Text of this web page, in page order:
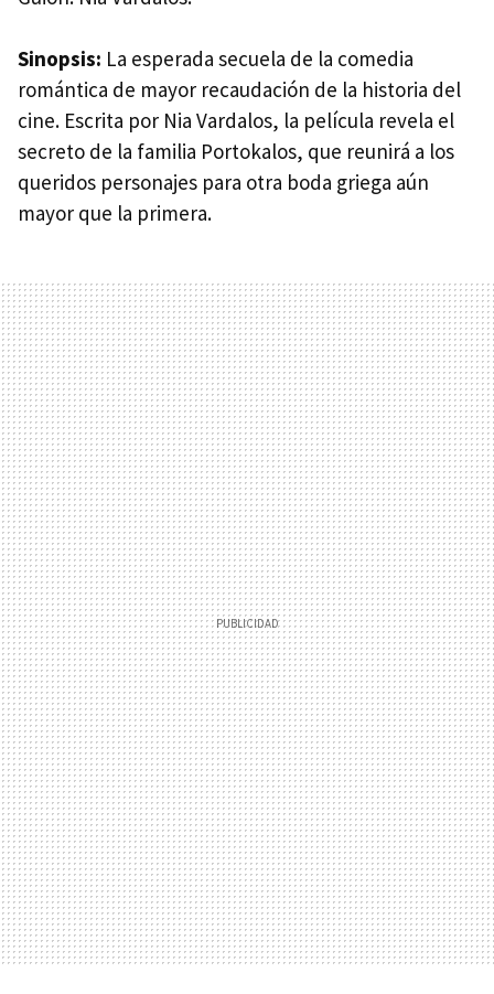
Sinopsis: La esperada secuela de la comedia
romántica de mayor recaudación de la historia del
cine. Escrita por Nia Vardalos, la película revela el
secreto de la familia Portokalos, que reunirá a los
queridos personajes para otra boda griega aún
mayor que la primera.